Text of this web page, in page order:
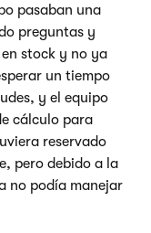
pasaban una
preguntas y
stock y no ya
un tiempo
y el equipo
cálculo para
reservado
pero debido a la
no podía manejar